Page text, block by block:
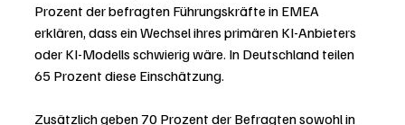
Prozent der befragten Führungskräfte in EMEA
erklären, dass ein Wechsel ihres primären KI-Anbieters
oder KI-Modells schwierig wäre. In Deutschland teilen
65 Prozent diese Einschätzung.
Zusätzlich geben 70 Prozent der Befragten sowohl in